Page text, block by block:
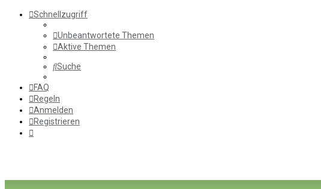
Schnellzugriff
Unbeantwortete Themen
Aktive Themen
Suche
FAQ
Regeln
Anmelden
Registrieren